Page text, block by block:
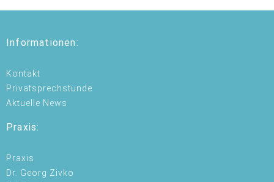
Informationen:
Kontakt
Privatsprechstunde
Aktuelle News
Praxis:
Praxis
Dr. Georg Zivko